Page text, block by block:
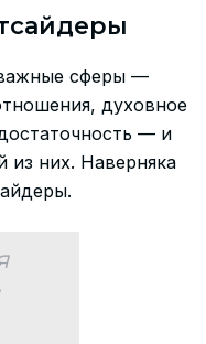
сферы —
духовное
— и
из них. Наверняка